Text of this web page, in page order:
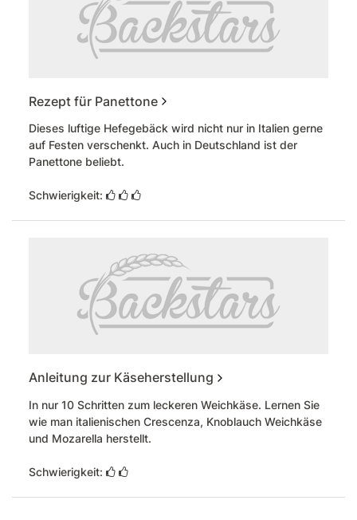
Rezept für Panettone
Dieses luftige Hefegebäck wird nicht nur in Italien gerne
auf Festen verschenkt. Auch in Deutschland ist der
Panettone beliebt.
Schwierigkeit:
Anleitung zur Käseherstellung
In nur 10 Schritten zum leckeren Weichkäse. Lernen Sie
wie man italienischen Crescenza, Knoblauch Weichkäse
und Mozarella herstellt.
Schwierigkeit: